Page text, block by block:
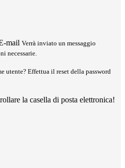
mail Verrà inviato un messaggio
necessarie.
utente? Effettua il reset della password
la casella di posta elettronica!